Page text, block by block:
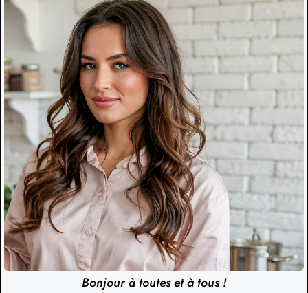
Bonjour à toutes et à tous !